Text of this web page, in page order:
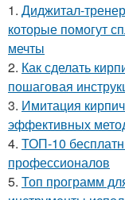
1. Диджитал-
которые помогут
мечты
2. Как сделать
пошаговая
3. Имитация
эффективных
4. ТОП-10
профессионалов
5. Топ программ